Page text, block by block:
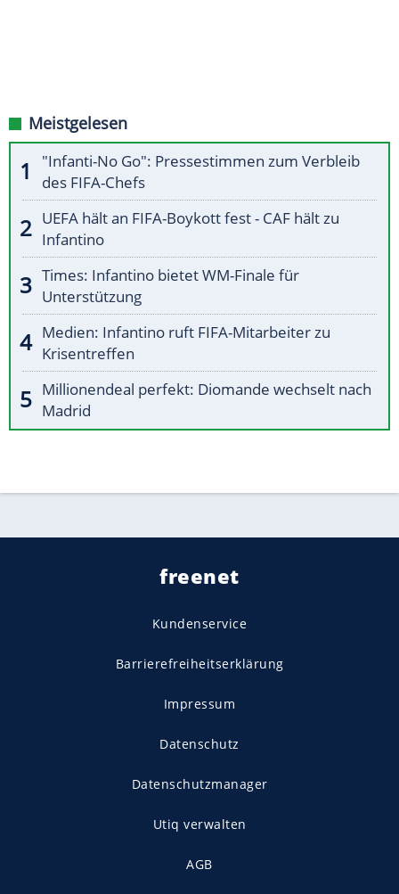
Meistgelesen
"Infanti-No Go": Pressestimmen zum Verbleib
des FIFA-Chefs
UEFA hält an FIFA-Boykott fest - CAF hält zu
Infantino
Times: Infantino bietet WM-Finale für
Unterstützung
Medien: Infantino ruft FIFA-Mitarbeiter zu
Krisentreffen
Millionendeal perfekt: Diomande wechselt nach
Madrid
freenet
Kundenservice
Barrierefreiheitserklärung
Impressum
Datenschutz
Datenschutzmanager
Utiq verwalten
AGB